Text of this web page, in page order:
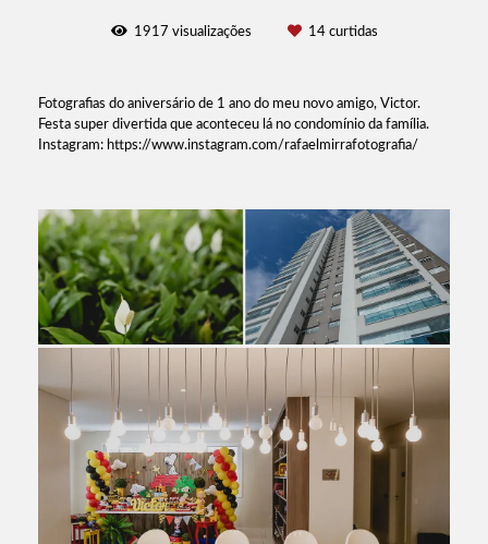
1917 visualizações 14curtidas
Fotografias do aniversário de 1 ano do meu novo amigo, Victor.
Festa super divertida que aconteceu lá no condomínio da família.
Instagram: https://www.instagram.com/rafaelmirrafotografia/